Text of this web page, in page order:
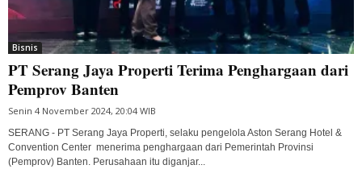
Bisnis
PT Serang Jaya Properti Terima Penghargaan dari
Pemprov Banten
Senin 4 November 2024, 20:04 WIB
SERANG - PT Serang Jaya Properti, selaku pengelola Aston Serang Hotel &
Convention Center menerima penghargaan dari Pemerintah Provinsi
(Pemprov) Banten. Perusahaan itu diganjar...